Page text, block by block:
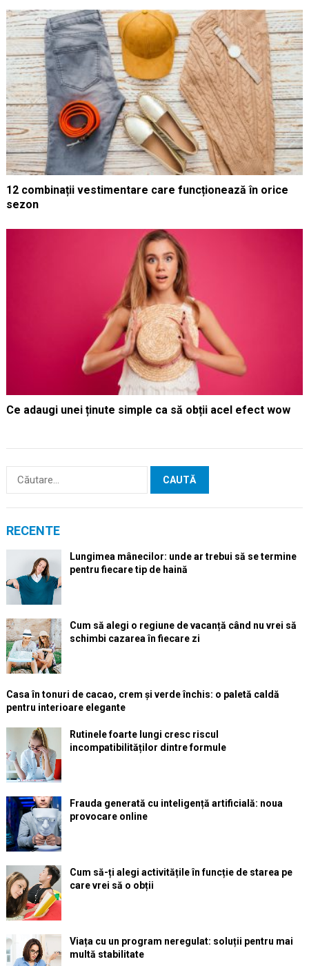
12 combinații vestimentare care funcționează în orice
sezon
Ce adaugi unei ținute simple ca să obții acel efect wow
Caută
RECENTE
Lungimea mânecilor: unde ar trebui să se termine
pentru fiecare tip de haină
Cum să alegi o regiune de vacanță când nu vrei să
schimbi cazarea în fiecare zi
Casa în tonuri de cacao, crem și verde închis: o paletă caldă
pentru interioare elegante
Rutinele foarte lungi cresc riscul
incompatibilităților dintre formule
Frauda generată cu inteligență artificială: noua
provocare online
Cum să-ți alegi activitățile în funcție de starea pe
care vrei să o obții
Viața cu un program neregulat: soluții pentru mai
multă stabilitate